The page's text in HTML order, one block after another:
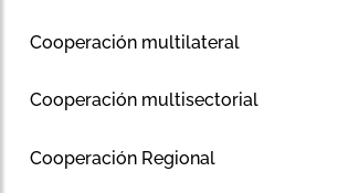
Cooperación multilateral
Cooperación multisectorial
Cooperación Regional